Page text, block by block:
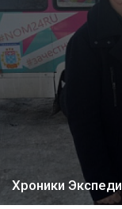
Хроники